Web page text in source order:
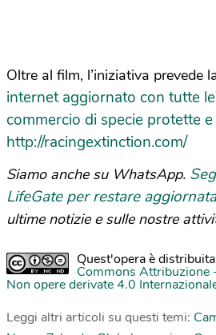
Oltre al film, l’iniziativa prevede
internet aggiornato con tutte
commercio di specie protette
http://racingextinction.com/
Siamo anche su WhatsApp.
LifeGate per restare
ultime notizie e sulle nostre
Quest'opera è
Commons Attribuzione
Non opere derivate 4.0
Leggi altri articoli su questi temi: